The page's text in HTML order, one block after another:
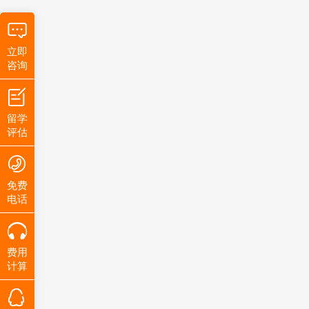
立即
咨询
留学
评估
免费
电话
费用
计算